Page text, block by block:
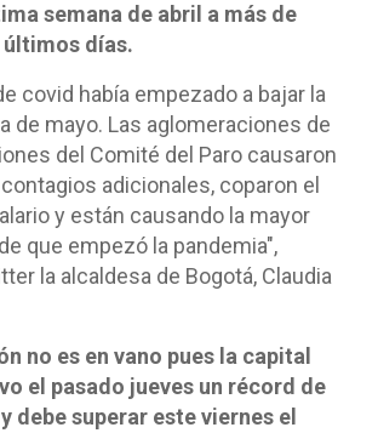
semana de abril a más de
últimos días.
covid había empezado a bajar la
de mayo. Las aglomeraciones de
del Comité del Paro causaron
adicionales, coparon el
y están causando la mayor
que empezó la pandemia",
la alcaldesa de Bogotá, Claudia
no es en vano pues la capital
el pasado jueves un récord de
debe superar este viernes el